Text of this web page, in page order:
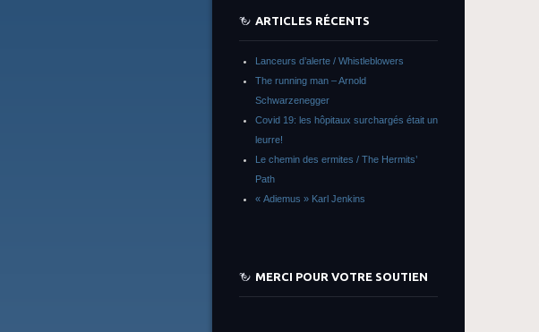
ARTICLES RÉCENTS
Lanceurs d’alerte / Whistleblowers
The running man – Arnold
Schwarzenegger
Covid 19: les hôpitaux surchargés était un
leurre!
Le chemin des ermites / The Hermits’
Path
« Adiemus » Karl Jenkins
MERCI POUR VOTRE SOUTIEN